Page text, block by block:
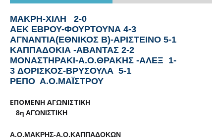
ΜΑΚΡΗ-ΧΙΛΗ
2-0
ΑΕΚ ΕΒΡΟΥ-ΦΟΥΡΤΟΥΝΑ 4-3
ΑΓΝΑΝΤΙΑ(ΕΘΝΙΚΟΣ Β)-ΑΡΙΣΤΕΙΝΟ 5-1
ΚΑΠΠΑΔΟΚΙΑ -ΑΒΑΝΤΑΣ 2-2
ΜΟΝΑΣΤΗΡΑΚΙ-Α.Ο.ΘΡΑΚΗΣ -ΑΛΕΞ 1-
3 ΔΟΡΙΣΚΟΣ-ΒΡΥΣΟΥΛΑ 5-1
ΡΕΠΟ Α.Ο.ΜΑΪΣΤΡΟΥ
ΕΠΟΜΕΝΗ ΑΓΩΝΙΣΤΙΚΗ
8η ΑΓΩΝΙΣΤΙΚΗ
Α.Ο.ΜΑΚΡΗΣ-Α.Ο.ΚΑΠΠΑΔΟΚΩΝ